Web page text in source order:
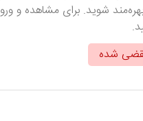
شوید. برای مشاهده و
شده